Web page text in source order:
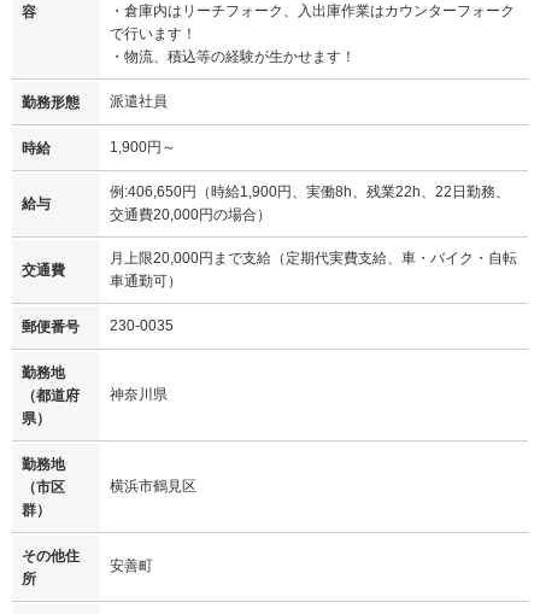
容
・倉庫内はリーチフォーク、入出庫作業はカウンターフォーク
で行います！
・物流、積込等の経験が生かせます！
勤務形態 派遣社員
時給 1,900円～
給与
例:406,650円（時給1,900円、実働8h、残業22h、22日勤務、
交通費20,000円の場合）
交通費
月上限20,000円まで支給（定期代実費支給、車・バイク・自転
車通勤可）
郵便番号 230-0035
勤務地
（都道府
県）
神奈川県
勤務地
（市区
群）
横浜市鶴見区
その他住
所
安善町